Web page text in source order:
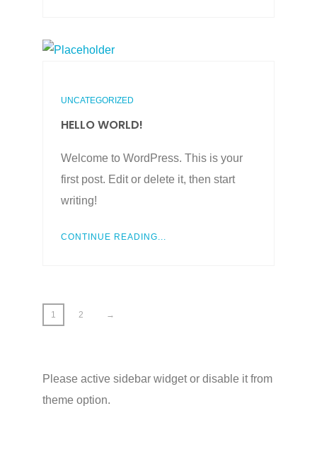
UNCATEGORIZED
HELLO WORLD!
Welcome to WordPress. This is your
first post. Edit or delete it, then start
writing!
CONTINUE READING...
1 2 →
Please active sidebar widget or disable it from
theme option.